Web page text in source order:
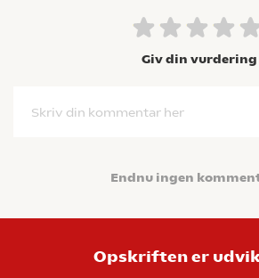
Giv din vurdering
Skriv din kommentar her
Endnu ingen
Opskriften er